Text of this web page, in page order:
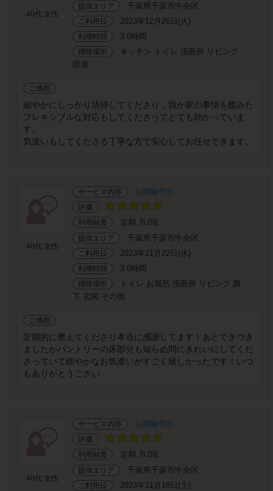
40代 女性
提供エリア 千葉県千葉市中央区
ご利用日 2023年12月26日(火)
利用時間 3.0時間
掃除場所
キッチン トイレ 洗面所 リビング
部屋
ご感想
細やかにしっかり清掃してくださり，我が家の事情を鑑みた
フレキシブルな対応もしてくださってとても助かっていま
す。
気遣いもしてくださる丁寧な方で安心してお任せできます。
40代 女性
サービス内容 お掃除代行
評価
利用頻度
定期 月2回
提供エリア 千葉県千葉市中央区
ご利用日 2023年11月22日(水)
利用時間 3.0時間
掃除場所
トイレ お風呂 洗面所 リビング 廊
下 玄関 その他
ご感想
定期的に整えてくださり本当に感謝してます！あとできづき
ましたがパントリーの床部分も知らぬ間にきれいにしてくだ
さっていて細やかなお気遣いがすごく嬉しかったです！いつ
もありがとうござい...
40代 女性
サービス内容 お掃除代行
評価
利用頻度
定期 月2回
提供エリア 千葉県千葉市中央区
ご利用日 2023年11月18日(土)